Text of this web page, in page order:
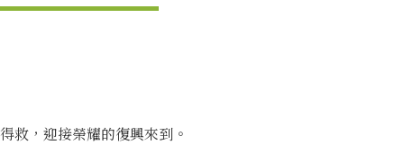
救，迎接榮耀的復興來到。